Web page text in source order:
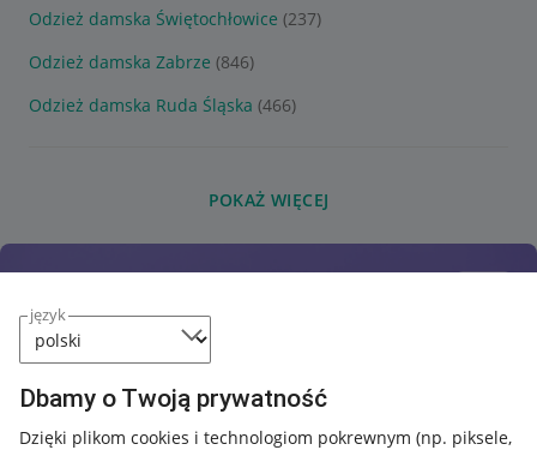
język
Dbamy o Twoją prywatność
Dzięki plikom cookies i technologiom pokrewnym (np. piksele,
Odzież damska Świętochłowice (237)
Odzież damska Zabrze (846)
Odzież damska Ruda Śląska (466)
POKAŻ WIĘCEJ